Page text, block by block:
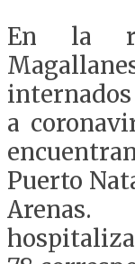
En la
a
Puerto